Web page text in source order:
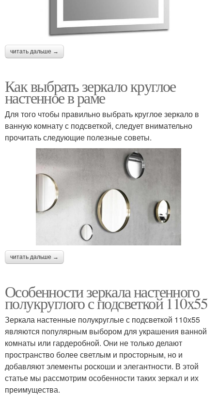
читать дальше →
Как выбрать зеркало круглое
настенное в раме
Для того чтобы правильно выбрать круглое зеркало в
ванную комнату с подсветкой, следует внимательно
прочитать следующие полезные советы.
читать дальше →
Особенности зеркала настенного
полукруглого с подсветкой 110х55
Зеркала настенные полукруглые с подсветкой 110х55
являются популярным выбором для украшения ванной
комнаты или гардеробной. Они не только делают
пространство более светлым и просторным, но и
добавляют элементы роскоши и элегантности. В этой
статье мы рассмотрим особенности таких зеркал и их
преимущества.